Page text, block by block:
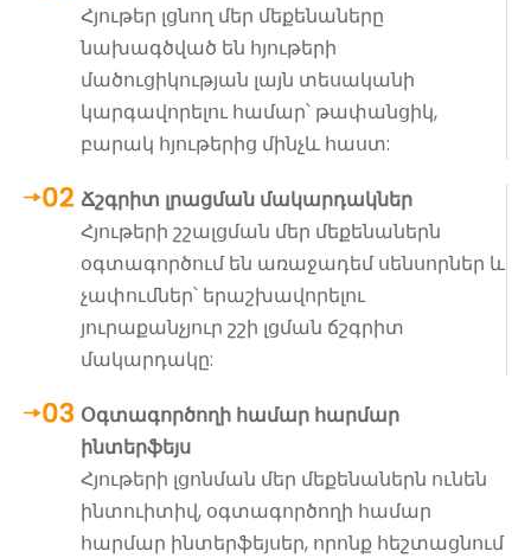
Հյութեր լցնող մեր մեքենաները
նախագծված են հյութերի
մածուցիկության լայն տեսականի
կարգավորելու համար՝ թափանցիկ,
բարակ հյութերից մինչև հաստ:
Ճշգրիտ լրացման մակարդակներ
Հյութերի շշալցման մեր մեքենաներն
օգտագործում են առաջադեմ սենսորներ և
չափումներ՝ երաշխավորելու
յուրաքանչյուր շշի լցման ճշգրիտ
մակարդակը:
Օգտագործողի համար հարմար
ինտերֆեյս
Հյութերի լցոնման մեր մեքենաներն ունեն
ինտուիտիվ, օգտագործողի համար
հարմար ինտերֆեյսեր, որոնք հեշտացնում